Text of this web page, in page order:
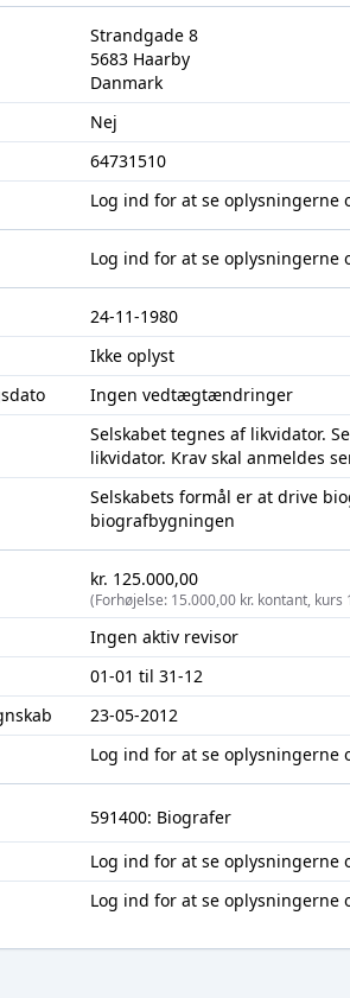
Strandgade 8
5683 Haarby
Danmark
Nej
64731510
Log ind for at se oplysningerne
Log ind for at se oplysningerne
24-11-1980
Ikke oplyst
Ingen vedtægtændringer
Selskabet tegnes af likvidator.
likvidator. Krav skal anmeldes
Selskabets formål er at drive
biografbygningen
kr. 125.000,00
(Forhøjelse: 15.000,00 kr. kontant, kurs
Ingen aktiv revisor
01-01 til 31-12
23-05-2012
Log ind for at se oplysningerne
591400: Biografer
Log ind for at se oplysningerne
Log ind for at se oplysningerne